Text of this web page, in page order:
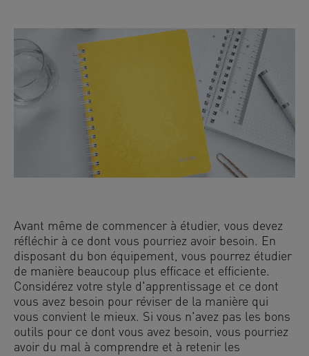
Avant même de commencer à étudier, vous devez
réfléchir à ce dont vous pourriez avoir besoin. En
disposant du bon équipement, vous pourrez étudier
de manière beaucoup plus efficace et efficiente.
Considérez votre style d'apprentissage et ce dont
vous avez besoin pour réviser de la manière qui
vous convient le mieux. Si vous n'avez pas les bons
outils pour ce dont vous avez besoin, vous pourriez
avoir du mal à comprendre et à retenir les